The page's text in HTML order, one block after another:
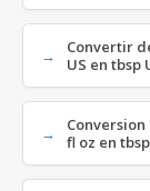
Convertir
US en tbsp
fl oz en